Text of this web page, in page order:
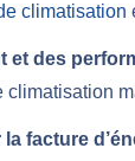
climatisation
et des
climatisation
facture